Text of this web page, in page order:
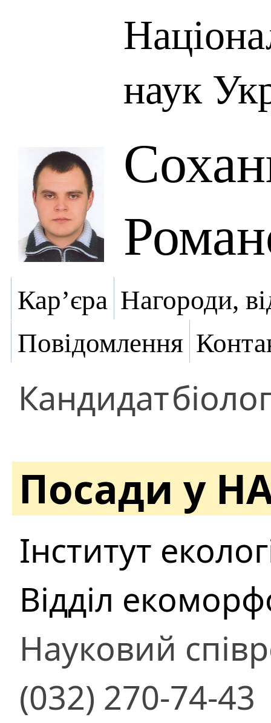
наук
Кар’єра Нагороди,
Повідомлення
Кандидат
Посади у
Інститут
Відділ
Науковий
(032) 270-74-43